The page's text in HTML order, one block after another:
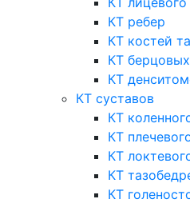
КТ ребер
КТ костей
КТ
КТ
КТ суставов
КТ
КТ
КТ
КТ
КТ